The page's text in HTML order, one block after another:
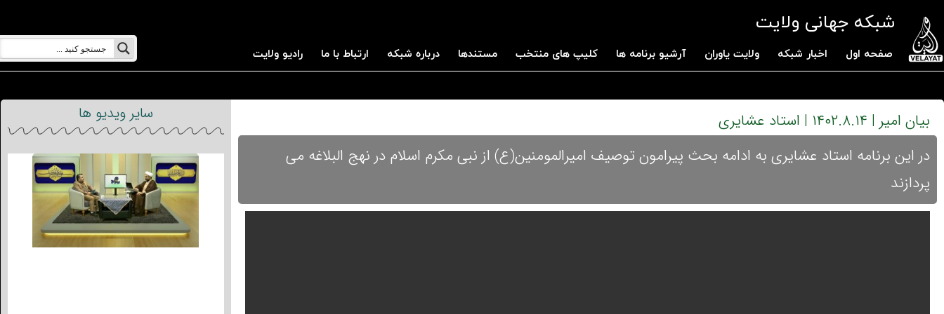
شبکه جهانی ولایت
صفحه اول اخبار شبکه ولایت یاوران آرشیو برنامه ها کلیپ های منتخب مستندها درباره شبکه ارتباط با ما رادیو ولایت
بیان امیر | ۱۴۰۲.۸.۱۴ | استاد عشایری
در این برنامه استاد عشایری به ادامه بحث پیرامون توصیف امیرالمومنین(ع) از نبی مکرم اسلام در نهج البلاغه می
پردازند
سایر ویدیو ها